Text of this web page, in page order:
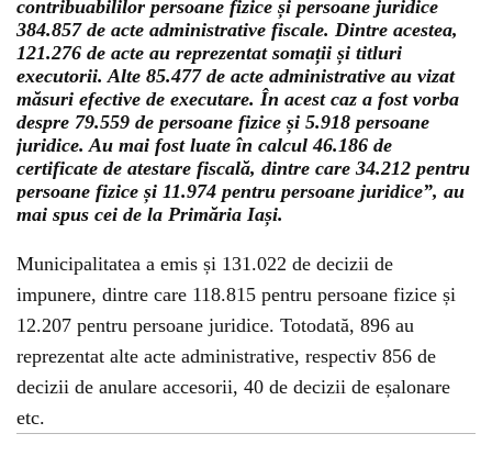
contribuabililor persoane fizice și persoane juridice
384.857 de acte administrative fiscale. Dintre acestea,
121.276 de acte au reprezentat somații și titluri
executorii. Alte 85.477 de acte administrative au vizat
măsuri efective de executare. În acest caz a fost vorba
despre 79.559 de persoane fizice și 5.918 persoane
juridice. Au mai fost luate în calcul 46.186 de
certificate de atestare fiscală, dintre care 34.212 pentru
persoane fizice și 11.974 pentru persoane juridice”, au
mai spus cei de la Primăria Iași.
Municipalitatea a emis și 131.022 de decizii de
impunere, dintre care 118.815 pentru persoane fizice și
12.207 pentru persoane juridice. Totodată, 896 au
reprezentat alte acte administrative, respectiv 856 de
decizii de anulare accesorii, 40 de decizii de eșalonare
etc.